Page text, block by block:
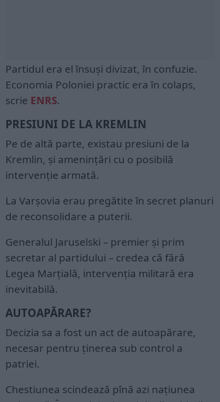
Partidul era el însuşi divizat, în confuzie.
Economia Poloniei practic era în colaps,
scrie ENRS.
PRESIUNI DE LA KREMLIN
Pe de altă parte, existau presiuni de la
Kremlin, şi ameninţări cu o posibilă
intervenţie armată.
La Varşovia erau pregătite în secret planuri
de reconsolidare a puterii.
Generalul Jaruselski – premier şi prim
secretar al partidului – credea că fără
Legea Marţială, intervenţia militară era
inevitabilă.
AUTOAPĂRARE?
Decizia sa a fost un act de autoapărare,
necesar pentru ţinerea sub control a
patriei.
Chestiunea scindează pînă azi naţiunea